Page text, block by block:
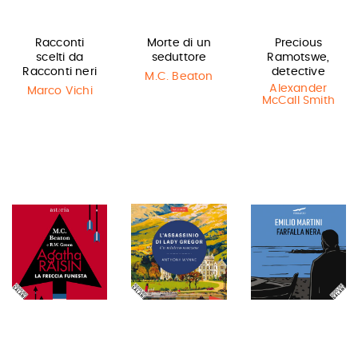
Racconti
scelti da
Racconti neri
Marco Vichi
Morte di un
seduttore
M.C. Beaton
Precious
Ramotswe,
detective
Alexander
McCall Smith